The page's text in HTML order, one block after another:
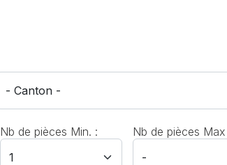
Nb de pièces Min. :
Nb de pièces